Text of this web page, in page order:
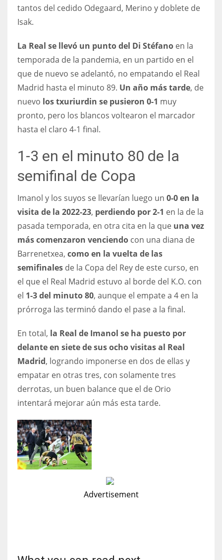
tantos del cedido Odegaard, Merino y doblete de
Isak.
La Real se llevó un punto del Di Stéfano en la
temporada de la pandemia, en un partido en el
que de nuevo se adelantó, no empatando el Real
Madrid hasta el minuto 89. Un año más tarde, de
nuevo los txuriurdin se pusieron 0-1 muy
pronto, pero los blancos voltearon el marcador
hasta el claro 4-1 final.
1-3 en el minuto 80 de la
semifinal de Copa
Imanol y los suyos se llevarían luego un 0-0 en la
visita de la 2022-23, perdiendo por 2-1 en la de la
pasada temporada, en otra cita en la que una vez
más comenzaron venciendo con una diana de
Barrenetxea, como en la vuelta de las
semifinales de la Copa del Rey de este curso, en
el que el Real Madrid estuvo al borde del K.O. con
el 1-3 del minuto 80, aunque el empate a 4 en la
prórroga las terminó dando el pase a la final.
En total, la Real de Imanol se ha puesto por
delante en siete de sus ocho visitas al Real
Madrid, logrando imponerse en dos de ellas y
empatar en otras tres, con solamente tres
derrotas, un buen balance que el de Orio
intentará mejorar aún más esta tarde.
Advertisement